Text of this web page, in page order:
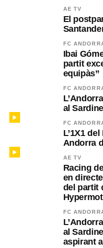
AE TV
El
FC
Ibai
partit
equipàs”
FC
al
FC
L’1X1
Andorra
AE TV
Racing
en
del partit
FC
al
aspirant